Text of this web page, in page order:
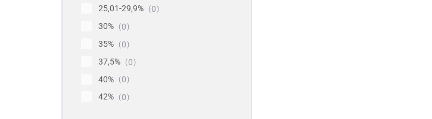
25,01-29,9%
0
30%
0
35%
0
37,5%
0
40%
0
42%
0